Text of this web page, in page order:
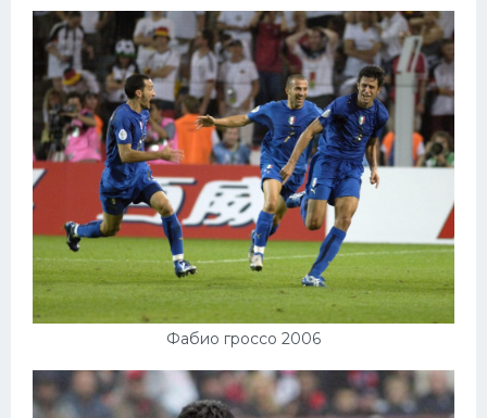
Фабио гроссо 2006